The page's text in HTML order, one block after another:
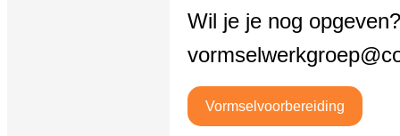
Wil je je nog
Vormselvoorbereiding